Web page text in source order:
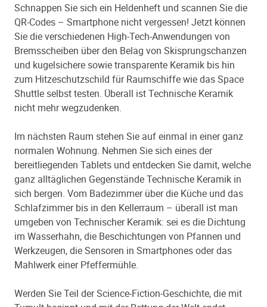
Schnappen Sie sich ein Heldenheft und scannen Sie die
QR-Codes – Smartphone nicht vergessen! Jetzt können
Sie die verschiedenen High-Tech-Anwendungen von
Bremsscheiben über den Belag von Skisprungschanzen
und kugelsichere sowie transparente Keramik bis hin
zum Hitzeschutzschild für Raumschiffe wie das Space
Shuttle selbst testen. Überall ist Technische Keramik
nicht mehr wegzudenken.
Im nächsten Raum stehen Sie auf einmal in einer ganz
normalen Wohnung. Nehmen Sie sich eines der
bereitliegenden Tablets und entdecken Sie damit, welche
ganz alltäglichen Gegenstände Technische Keramik in
sich bergen. Vom Badezimmer über die Küche und das
Schlafzimmer bis in den Kellerraum – überall ist man
umgeben von Technischer Keramik: sei es die Dichtung
im Wasserhahn, die Beschichtungen von Pfannen und
Werkzeugen, die Sensoren in Smartphones oder das
Mahlwerk einer Pfeffermühle.
Werden Sie Teil der Science-Fiction-Geschichte, die mit